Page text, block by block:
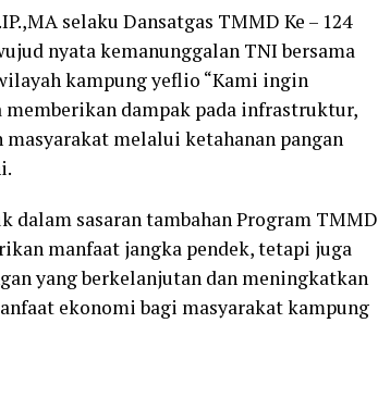
selaku Dansatgas TMMD Ke – 124
nyata kemanunggalan TNI bersama
kampung yeflio “Kami ingin
dampak pada infrastruktur,
melalui ketahanan pangan
dalam sasaran tambahan Program TMMD
manfaat jangka pendek, tetapi juga
yang berkelanjutan dan meningkatkan
ekonomi bagi masyarakat kampung